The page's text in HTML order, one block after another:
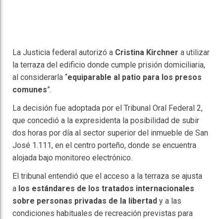
La Justicia federal autorizó a Cristina Kirchner a utilizar
la terraza del edificio donde cumple prisión domiciliaria,
al considerarla “equiparable al patio para los presos
comunes”.
La decisión fue adoptada por el Tribunal Oral Federal 2,
que concedió a la expresidenta la posibilidad de subir
dos horas por día al sector superior del inmueble de San
José 1.111, en el centro porteño, donde se encuentra
alojada bajo monitoreo electrónico.​
El tribunal entendió que el acceso a la terraza se ajusta
a los estándares de los tratados internacionales
sobre personas privadas de la libertad y a las
condiciones habituales de recreación previstas para